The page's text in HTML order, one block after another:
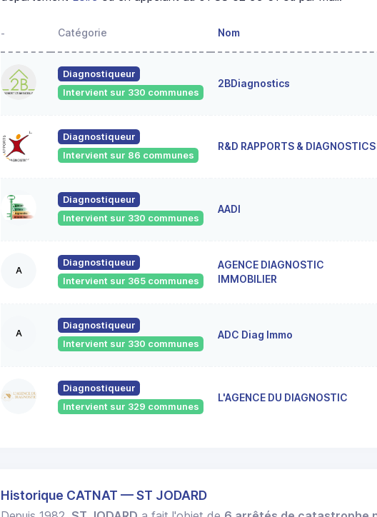
- Catégorie Nom
Diagnostiqueur
Intervient sur 330 communes
2BDiagnostics
Diagnostiqueur
Intervient sur 86 communes
R&D RAPPORTS & DIAGNOSTICS
Diagnostiqueur
Intervient sur 330 communes
AADI
A
Diagnostiqueur
Intervient sur 365 communes
AGENCE DIAGNOSTIC
IMMOBILIER
A
Diagnostiqueur
Intervient sur 330 communes
ADC Diag Immo
Diagnostiqueur
Intervient sur 329 communes
L'AGENCE DU DIAGNOSTIC
Historique CATNAT — ST JODARD